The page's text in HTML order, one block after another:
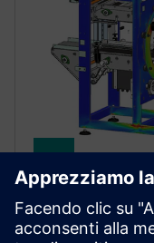
Simcenter
Affronta le sfide